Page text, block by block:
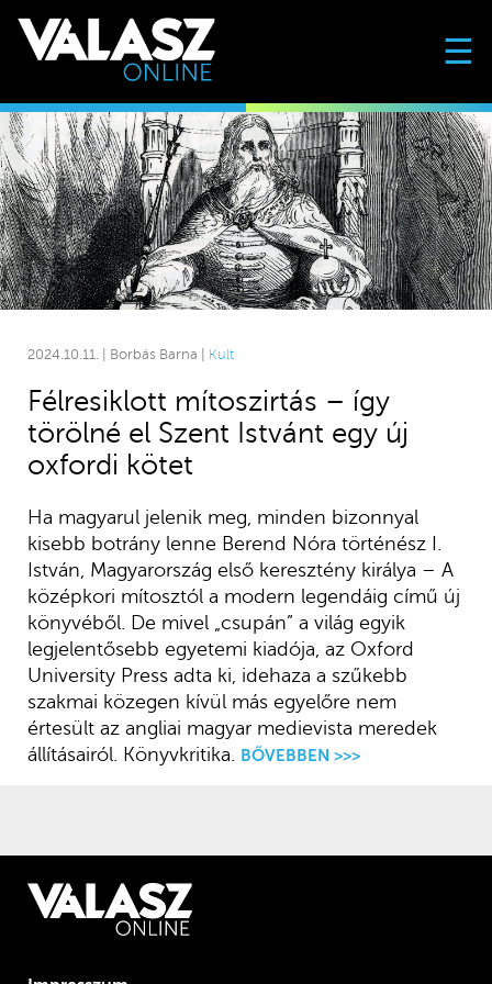
☰
2024.10.11. | Borbás Barna | Kult
Félresiklott mítoszirtás – így
törölné el Szent Istvánt egy új
oxfordi kötet
Ha magyarul jelenik meg, minden bizonnyal
kisebb botrány lenne Berend Nóra történész I.
István, Magyarország első keresztény királya – A
középkori mítosztól a modern legendáig című új
könyvéből. De mivel „csupán” a világ egyik
legjelentősebb egyetemi kiadója, az Oxford
University Press adta ki, idehaza a szűkebb
szakmai közegen kívül más egyelőre nem
értesült az angliai magyar medievista meredek
állításairól. Könyvkritika. BŐVEBBEN >>>